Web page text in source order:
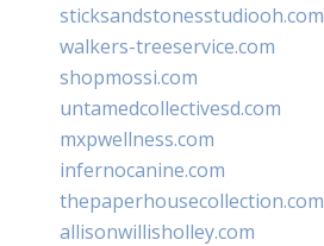
sticksandstonesstudiooh.com
walkers-treeservice.com
shopmossi.com
untamedcollectivesd.com
mxpwellness.com
infernocanine.com
thepaperhousecollection.com
allisonwillisholley.com